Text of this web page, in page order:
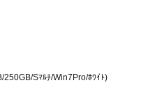
Sﾏﾙﾁ/Win7Pro/ﾎﾜｲﾄ)